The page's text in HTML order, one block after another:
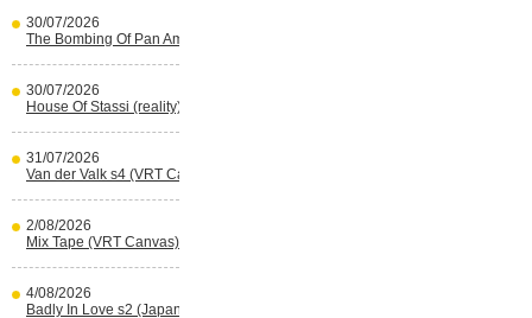
30/07/2026
The Bombing Of Pan Am 103 (Netflix)
30/07/2026
House Of Stassi (reality) (Disney+)
31/07/2026
Van der Valk s4 (VRT Canvas)
2/08/2026
Mix Tape (VRT Canvas)
4/08/2026
Badly In Love s2 (Japans) (reality)